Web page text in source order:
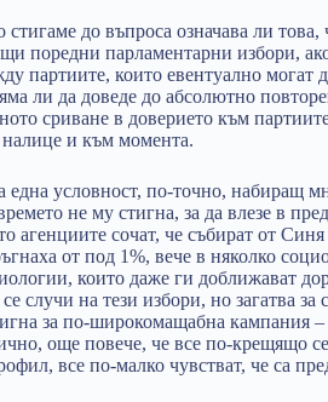
стигаме до въпроса означава ли
поредни парламентарни избори,
партиите, които евентуално могат
ли да доведе до абсолютно
сриване в доверието към
налице и към момента.
една условност, по-точно, набиращ
не му стигна, за да влезе в
агенциите сочат, че събират от
от под 1%, вече в няколко
които даже ги доближават
случи на тези избори, но загатва
за по-широкомащабна кампания
още повече, че все по-крещящо
все по-малко чувстват, че са